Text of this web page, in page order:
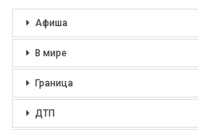
Афиша
В мире
Граница
ДТП